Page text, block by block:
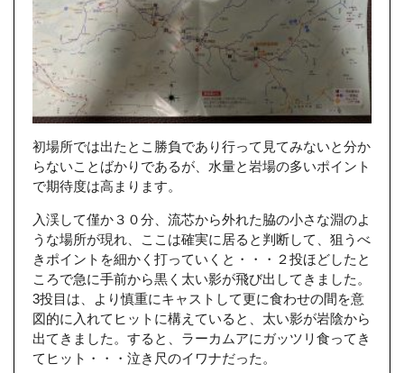
初場所では出たとこ勝負であり行って見てみないと分か
らないことばかりであるが、水量と岩場の多いポイント
で期待度は高まります。
入渓して僅か３０分、流芯から外れた脇の小さな淵のよ
うな場所が現れ、ここは確実に居ると判断して、狙うべ
きポイントを細かく打っていくと・・・２投ほどしたと
ころで急に手前から黒く太い影が飛び出してきました。
3投目は、より慎重にキャストして更に食わせの間を意
図的に入れてヒットに構えていると、太い影が岩陰から
出てきました。すると、ラーカムアにガッツリ食ってき
てヒット・・・泣き尺のイワナだった。